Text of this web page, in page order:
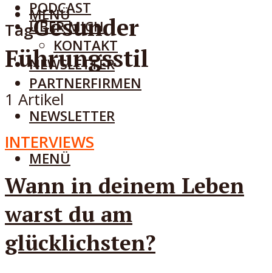
MENÜ
PODCAST
ÜBER MICH
KONTAKT
NEWSLETTER
PARTNERFIRMEN
NEWSLETTER
MENÜ
TagGesunder
Führungsstil
1 Artikel
INTERVIEWS
Wann in deinem Leben
warst du am
glücklichsten?